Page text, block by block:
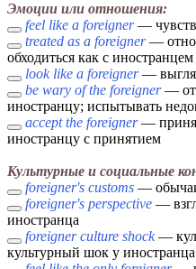
Эмоции или отношения:
feel like a foreigner—
treated as a foreigner—
обходиться как с иностранцем
look like a foreigner—
be wary of the foreigner—
иностранцу; испытывать
accept the foreigner—
иностранцу с принятием
Культурные и социальные
foreigner's customs —
foreigner's perspective —
иностранца
foreigner culture shock—
культурный шок у иностранца